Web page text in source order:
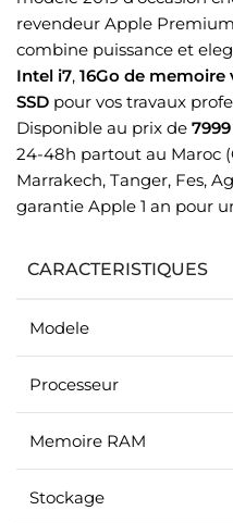
revendeur Apple
combine puissance et
Intel i7, 16Go de memoire
SSD pour vos travaux
Disponible au prix de
24-48h partout au Maroc
Marrakech, Tanger, Fes,
garantie Apple 1 an pour
CARACTERISTIQUES
Modele
Processeur
Memoire RAM
Stockage